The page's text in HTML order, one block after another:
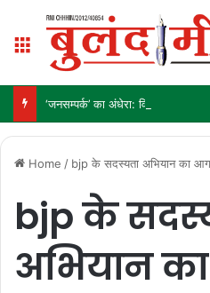
Menu
‘जनसम्पर्क’ का अंधेरा: विज्ञापन अब
Home / bjp के सदस्यता अभियान का
bjp के
अभियान